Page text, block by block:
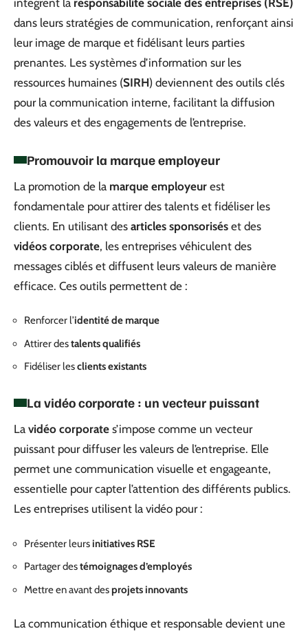
dans leurs stratégies de communication, renforçant ainsi
leur image de marque et fidélisant leurs parties
prenantes. Les systèmes d’information sur les
ressources humaines (SIRH) deviennent des outils clés
pour la communication interne, facilitant la diffusion
des valeurs et des engagements de l’entreprise.
Promouvoir la marque employeur
La promotion de la marque employeur est
fondamentale pour attirer des talents et fidéliser les
clients. En utilisant des articles sponsorisés et des
vidéos corporate, les entreprises véhiculent des
messages ciblés et diffusent leurs valeurs de manière
efficace. Ces outils permettent de :
Renforcer l’identité de marque
Attirer destalents qualifiés
Fidéliser lesclients existants
La vidéo corporate : un vecteur puissant
La vidéo corporate s’impose comme un vecteur
puissant pour diffuser les valeurs de l’entreprise. Elle
permet une communication visuelle et engageante,
essentielle pour capter l’attention des différents publics.
Les entreprises utilisent la vidéo pour :
Présenter leursinitiatives RSE
Partager destémoignages d’employés
Mettre en avant desprojets innovants
La communication éthique et responsable devient une